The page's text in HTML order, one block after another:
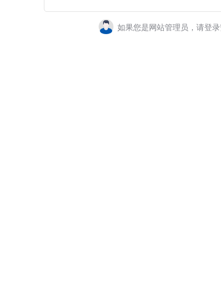
如果您是网站管理员，请登